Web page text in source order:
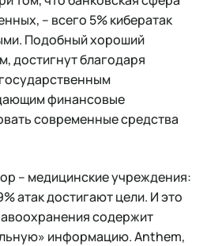
– всего 5% кибератак
Подобный хороший
достигнут благодаря
финансовые
современные средства
– медицинские учреждения:
атак достигают цели. И это
содержит
информацию. Anthem,